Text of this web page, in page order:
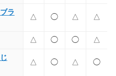
ラ
△ ◯ △ △
△ ◯ ◯ △
△ ◯ △ ◯